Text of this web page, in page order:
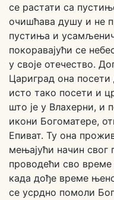
се растати са
очишћава душу и не
пустиња и
покоравајући се
у своје отечество.
Цариград она
исто тако посети и
што је у Влахерни, и
икони Богоматере,
Епиват. Ту она
мењајући начин свог
проводећи сво
када дође време
се усрдно помоли